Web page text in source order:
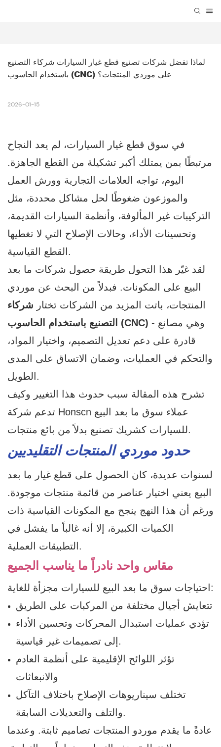
لماذا تفضل شركات تصنيع قطع غيار السيارات شركاء التصنيع
باستخدام الحاسوب (CNC) على موردي المنتجات؟
2026-01-15
في سوق قطع غيار السيارات، لم يعد النجاح
مرتبطًا بمن يمتلك أكبر تشكيلة من القطع الجاهزة.
اليوم، تواجه العلامات التجارية وورش العمل
والموزعون ضغوطًا لحل مشاكل محددة، مثل
التركيبات غير المألوفة، وأنظمة السيارات القديمة،
وتحسينات الأداء، وحالات الإصلاح التي لا تغطيها
القطع القياسية.
لقد غيّر هذا التحول طريقة حصول شركات ما بعد
البيع على المكونات. فبدلاً من البحث عن موردي
المنتجات، باتت المزيد من الشركات تختار شركاء
التصنيع باستخدام الحاسوب (CNC) - وهي مصانع
قادرة على دعم تعديل التصميم، واختيار المواد،
والتحكم في العمليات، وضمان الاتساق على المدى
الطويل.
تشرح هذه المقالة سبب حدوث هذا التغيير وكيف
تدعم شركة Honscn عملاء سوق ما بعد البيع
للسيارات كشريك تصنيع بدلاً من بائع منتجات.
حدود موردي المنتجات التقليديين
لسنوات عديدة، كان الحصول على قطع غيار ما بعد
البيع يعني اختيار عناصر من قائمة منتجات موجودة.
ورغم أن هذا النهج ينجح مع المكونات القياسية ذات
الكميات الكبيرة، إلا أنه غالباً ما يفشل في
التطبيقات العملية.
مقاس واحد نادراً ما يناسب الجميع
احتياجات سوق ما بعد البيع للسيارات مجزأة للغاية:
تتعايش أجيال مختلفة من المركبات على الطريق
تؤدي عمليات استبدال المحركات وتحسين الأداء
إلى تصميمات غير قياسية.
تؤثر اللوائح الإقليمية على أنظمة العادم
والانبعاثات
تختلف سيناريوهات الإصلاح باختلاف التآكل
والتلف والتعديلات السابقة.
عادةً ما يقدم موردو المنتجات تصاميم ثابتة. وعندما